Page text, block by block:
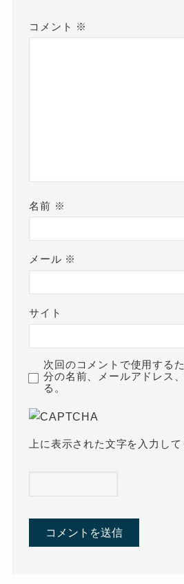
コメント ※
名前 ※
メール ※
サイト
次回のコメントで使用する
分の名前、メールアドレス
る。
上に表示された文字を入力して